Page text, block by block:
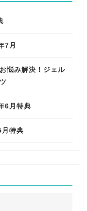
7月
悩み解決！ジェル
6月特典
特典